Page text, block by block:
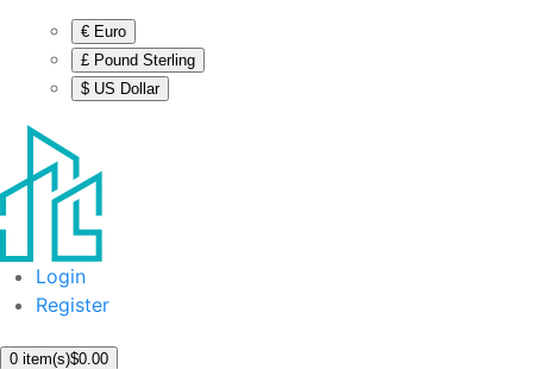
€ Euro
£ Pound Sterling
$ US Dollar
Login
Register
0 item(s)$0.00